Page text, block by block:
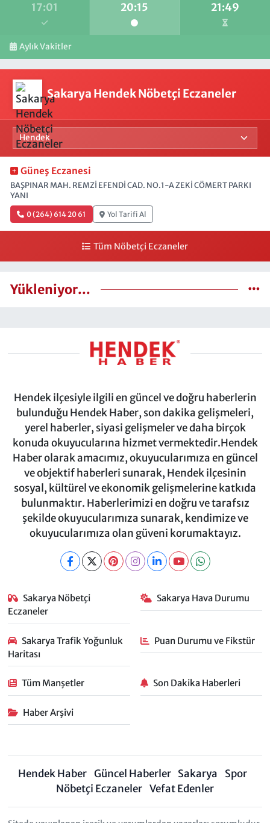
17:01 20:15 21:49
Aylık Vakitler
Sakarya Hendek Nöbetçi Eczaneler
Güneş Eczanesi
BAŞPINAR MAH. REMZİ EFENDİ CAD. NO.1-A ZEKİ CÖMERT PARKI
YANI
0 (264) 614 20 61 Yol Tarifi Al
Tüm Nöbetçi Eczaneler
Yükleniyor...
Hendek ilçesiyle ilgili en güncel ve doğru haberlerin
bulunduğu Hendek Haber, son dakika gelişmeleri,
yerel haberler, siyasi gelişmeler ve daha birçok
konuda okuyucularına hizmet vermektedir.Hendek
Haber olarak amacımız, okuyucularımıza en güncel
ve objektif haberleri sunarak, Hendek ilçesinin
sosyal, kültürel ve ekonomik gelişmelerine katkıda
bulunmaktır. Haberlerimizi en doğru ve tarafsız
şekilde okuyucularımıza sunarak, kendimize ve
okuyucularımıza olan güveni korumaktayız.
Sakarya Nöbetçi
Eczaneler
Sakarya Hava Durumu
Sakarya Trafik Yoğunluk
Haritası
Puan Durumu ve Fikstür
Tüm Manşetler Son Dakika Haberleri
Haber Arşivi
Hendek Haber Güncel Haberler Sakarya
Spor
Nöbetçi Eczaneler Vefat Edenler